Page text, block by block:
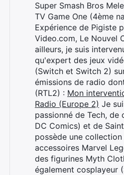
Super Smash Bros
TV Game One (4ème
Expérience de Pigiste
Video.com, Le Nouvel
ailleurs, je suis
qu'expert des jeux
(Switch et Switch 2)
émissions de radio
(RTL2) : Mon
Radio (Europe 2) Je
passionné de Tech, de
DC Comics) et de
possède une
accessoires Marvel
des figurines Myth
également cosplayeur